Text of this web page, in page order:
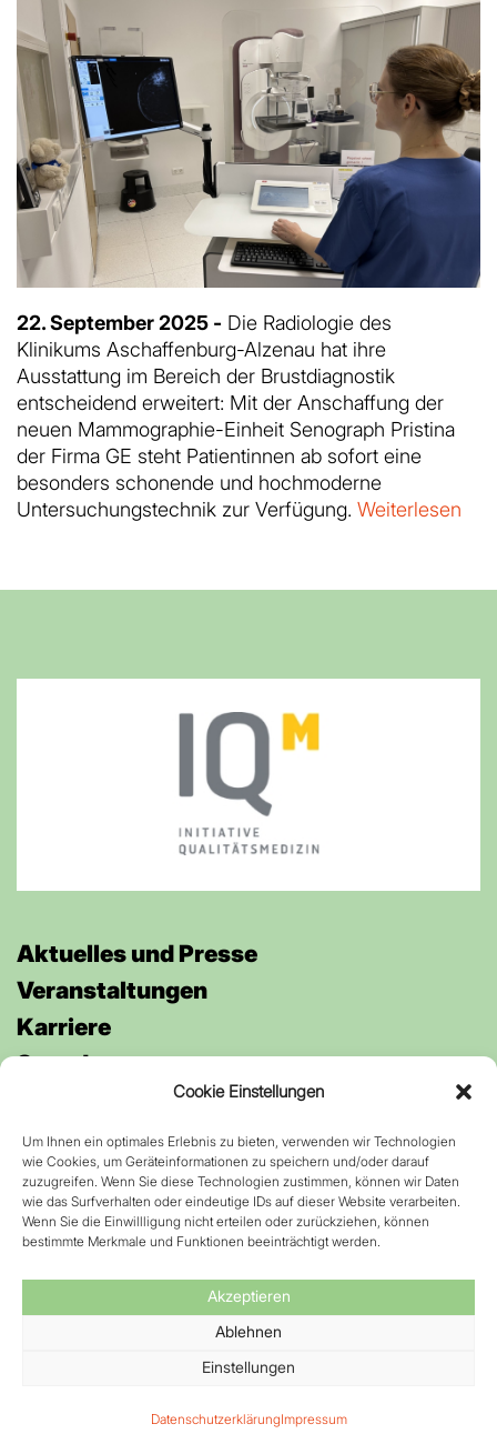
Cookie Einstellungen
Um Ihnen ein optimales Erlebnis zu bieten, verwenden wir Technologien
wie Cookies, um Geräteinformationen zu speichern und/oder darauf
zuzugreifen. Wenn Sie diese Technologien zustimmen, können wir Daten
wie das Surfverhalten oder eindeutige IDs auf dieser Website verarbeiten.
Wenn Sie die Einwillligung nicht erteilen oder zurückziehen, können
bestimmte Merkmale und Funktionen beeinträchtigt werden.
Akzeptieren
Ablehnen
Einstellungen
DatenschutzerklärungImpressum
22. September 2025 - Die Radiologie des
Klinikums Aschaffenburg-Alzenau hat ihre
Ausstattung im Bereich der Brustdiagnostik
entscheidend erweitert: Mit der Anschaffung der
neuen Mammographie-Einheit Senograph Pristina
der Firma GE steht Patientinnen ab sofort eine
besonders schonende und hochmoderne
Untersuchungstechnik zur Verfügung. Weiterlesen
Aktuelles und Presse
Veran­staltungen
Karriere
Spenden
Anfahrt
Kontakt
Datenschutz